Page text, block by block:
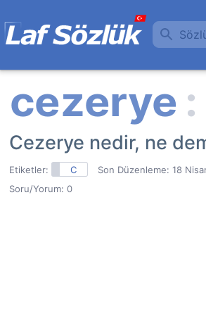
Cezerye nedir, ne
Etiketler: C Son Düzenleme: 18
Soru/Yorum: 0